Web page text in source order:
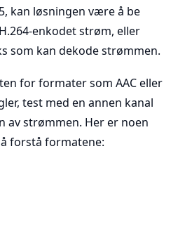
kan løsningen være å be
enkodet strøm, eller
som kan dekode strømmen.
for formater som AAC eller
test med en annen kanal
av strømmen. Her er noen
forstå formatene: